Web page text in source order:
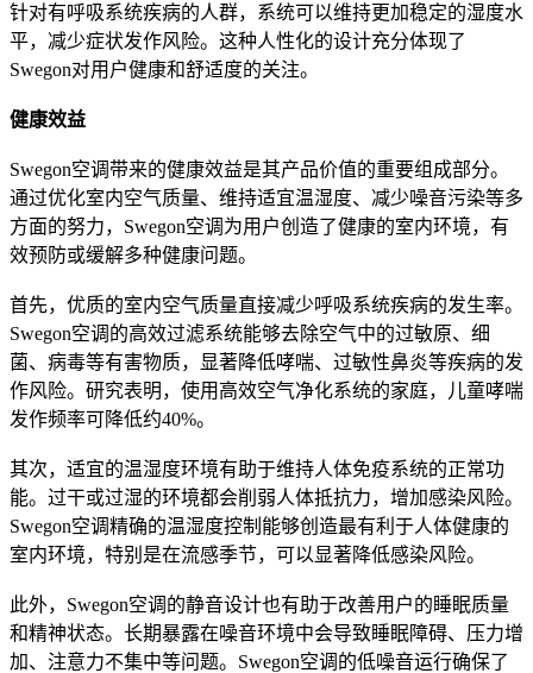
针对有呼吸系统疾病的人群，系统可以维持更加稳定的湿度水
平，减少症状发作风险。这种人性化的设计充分体现了
Swegon对用户健康和舒适度的关注。
健康效益
Swegon空调带来的健康效益是其产品价值的重要组成部分。
通过优化室内空气质量、维持适宜温湿度、减少噪音污染等多
方面的努力，Swegon空调为用户创造了健康的室内环境，有
效预防或缓解多种健康问题。
首先，优质的室内空气质量直接减少呼吸系统疾病的发生率。
Swegon空调的高效过滤系统能够去除空气中的过敏原、细
菌、病毒等有害物质，显著降低哮喘、过敏性鼻炎等疾病的发
作风险。研究表明，使用高效空气净化系统的家庭，儿童哮喘
发作频率可降低约40%。
其次，适宜的温湿度环境有助于维持人体免疫系统的正常功
能。过干或过湿的环境都会削弱人体抵抗力，增加感染风险。
Swegon空调精确的温湿度控制能够创造最有利于人体健康的
室内环境，特别是在流感季节，可以显著降低感染风险。
此外，Swegon空调的静音设计也有助于改善用户的睡眠质量
和精神状态。长期暴露在噪音环境中会导致睡眠障碍、压力增
加、注意力不集中等问题。Swegon空调的低噪音运行确保了